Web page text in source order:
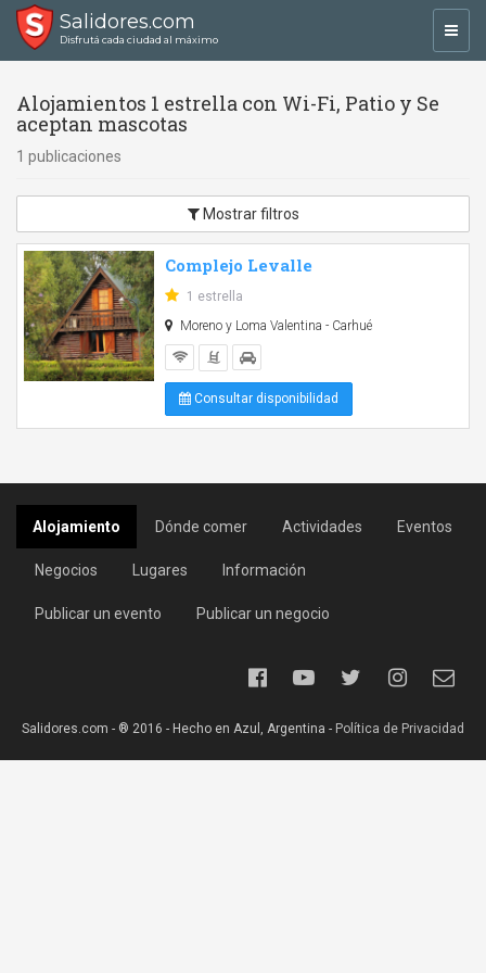
Salidores.com
Disfrutá cada ciudad al máximo
Alojamientos 1 estrella con Wi-Fi, Patio y Se
aceptan mascotas
1 publicaciones
Mostrar filtros
Complejo Levalle
1 estrella
Moreno y Loma Valentina - Carhué
Consultar disponibilidad
Alojamiento Dónde comer Actividades Eventos
Negocios Lugares Información
Publicar un evento Publicar un negocio
Salidores.com - ® 2016 - Hecho en Azul, Argentina - Política de Privacidad